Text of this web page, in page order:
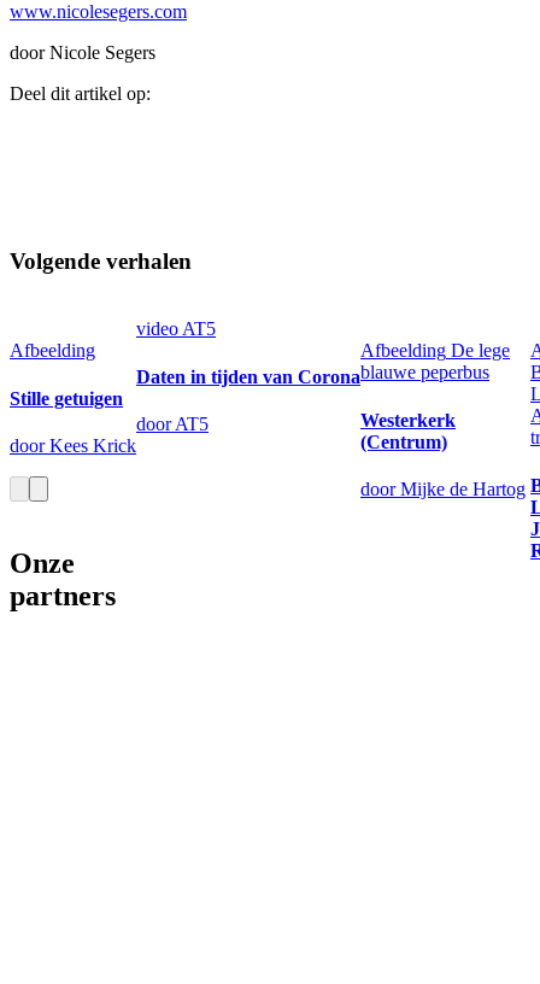
www.nicolesegers.com
door Nicole Segers
Deel dit artikel op:
Volgende verhalen
Afbeelding
Stille getuigen
door Kees Krick
video AT5
Daten in tijden van Corona
door AT5
Afbeelding De lege
blauwe peperbus
Westerkerk
(Centrum)
door Mijke de Hartog
Onze
partners